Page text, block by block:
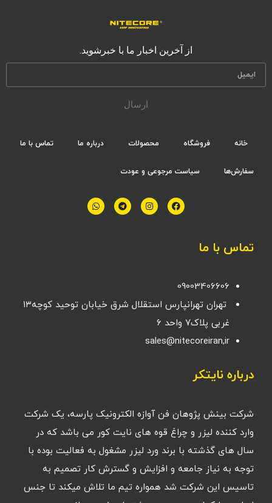
از آخرین اخبار ما با خبرشوید.
ارسال
خانه فروشگاه محصولات درباره ما تماس با ما
سفارش‌ها سیاست مرجوعی و عودت
تماس با ما
09003406606
تهران تهرانپارس استقلال شرق خیابان توحید کوچه۱۳
غربی پلاک۷ واحد ۶
sales@nitecoreiran,ir
درباره نایتکر
شرکت بینش پژوهان فن آوازه الکترونیک پارسه، یک شرکت
وارد کننده لیزر و چراغ قوه های نایت کور می باشد که در
سال های گذشته با برند ورد لیزر مشغول به فعالیت بوده با
توجه به نیاز جامعه و افزایش و گسترش کار تصمیم به
تاسیس این شرکت شد همواره تیم ما تلاش میکند تا جنس